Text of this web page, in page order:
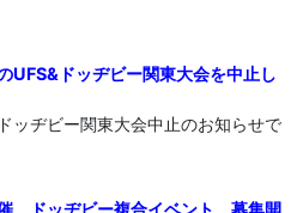
UFS&ドッヂビー関東大会を中止し
ッヂビー関東大会中止のお知らせで
、ドッヂビー複合イベント、募集開